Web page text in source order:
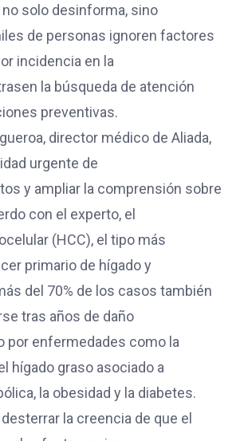
solo desinforma, sino
de personas ignoren factores
incidencia en la
la búsqueda de atención
preventivas.
director médico de Aliada,
urgente de
y ampliar la comprensión sobre
con el experto, el
(HCC), el tipo más
primario de hígado y
del 70% de los casos también
tras años de daño
por enfermedades como la
hígado graso asociado a
la obesidad y la diabetes.
la creencia de que el